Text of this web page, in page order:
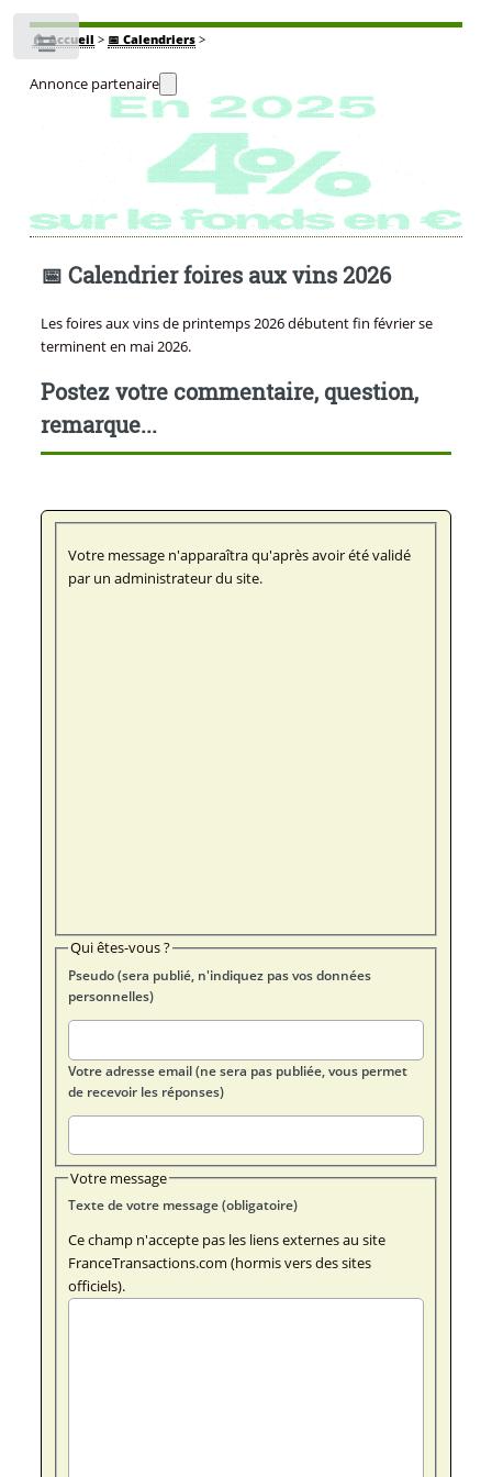
🏠Accueil > 📅 Calendriers>
Annonce partenaire
📅 Calendrier foires aux vins 2026
Les foires aux vins de printemps 2026 débutent fin février se
terminent en mai 2026.
Postez votre commentaire, question,
remarque...
Votre message n'apparaîtra qu'après avoir été validé
par un administrateur du site.
Qui êtes-vous ?
Pseudo (sera publié, n'indiquez pas vos données
personnelles)
Votre adresse email (ne sera pas publiée, vous permet
de recevoir les réponses)
Votre message
Texte de votre message (obligatoire)
Ce champ n'accepte pas les liens externes au site
FranceTransactions.com (hormis vers des sites
officiels).
Toggle